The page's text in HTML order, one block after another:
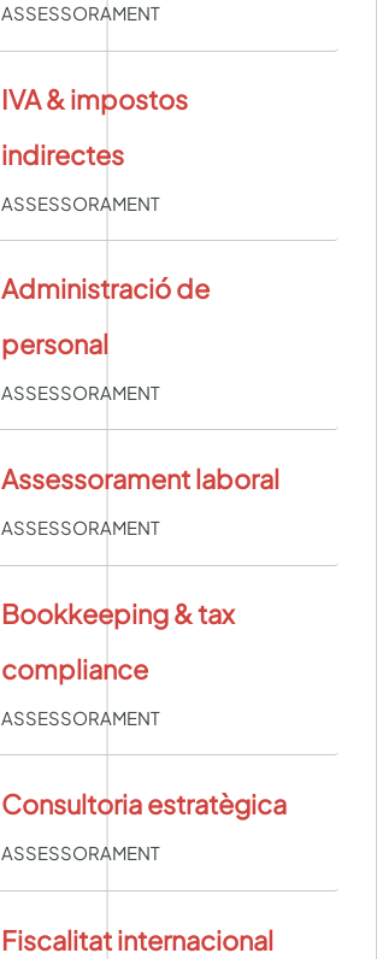
ASSESSORAMENT
IVA & impostos
indirectes
ASSESSORAMENT
Administració de
personal
ASSESSORAMENT
Assessorament laboral
ASSESSORAMENT
Bookkeeping & tax
compliance
ASSESSORAMENT
Consultoria estratègica
ASSESSORAMENT
Fiscalitat internacional